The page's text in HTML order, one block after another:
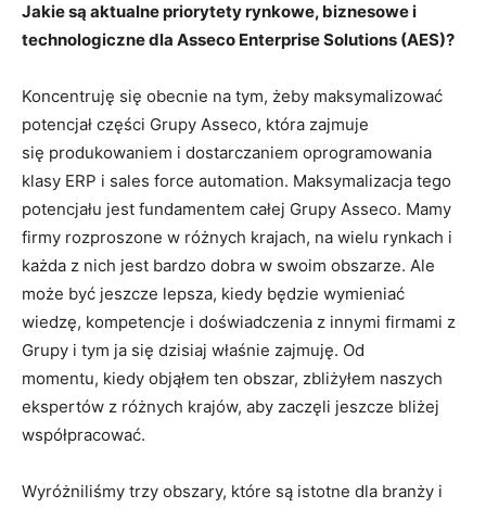
Jakie są aktualne priorytety rynkowe, biznesowe i
technologiczne dla Asseco Enterprise Solutions (AES)?
Koncentruję się obecnie na tym, żeby maksymalizować
potencjał części Grupy Asseco, która zajmuje
się produkowaniem i dostarczaniem oprogramowania
klasy ERP i sales force automation. Maksymalizacja tego
potencjału jest fundamentem całej Grupy Asseco. Mamy
firmy rozproszone w różnych krajach, na wielu rynkach i
każda z nich jest bardzo dobra w swoim obszarze. Ale
może być jeszcze lepsza, kiedy będzie wymieniać
wiedzę, kompetencje i doświadczenia z innymi firmami z
Grupy i tym ja się dzisiaj właśnie zajmuję. Od
momentu, kiedy objąłem ten obszar, zbliżyłem naszych
ekspertów z różnych krajów, aby zaczęli jeszcze bliżej
współpracować.
Wyróżniliśmy trzy obszary, które są istotne dla branży i